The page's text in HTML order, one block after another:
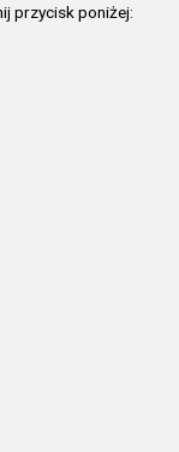
przycisk poniżej: